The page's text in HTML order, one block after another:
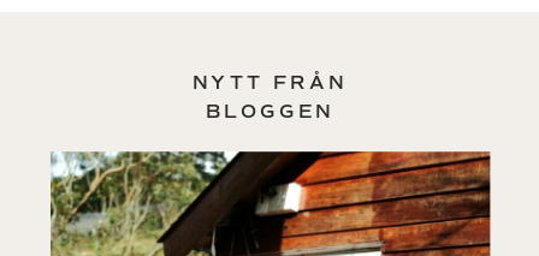
NYTT FRÅN
BLOGGEN